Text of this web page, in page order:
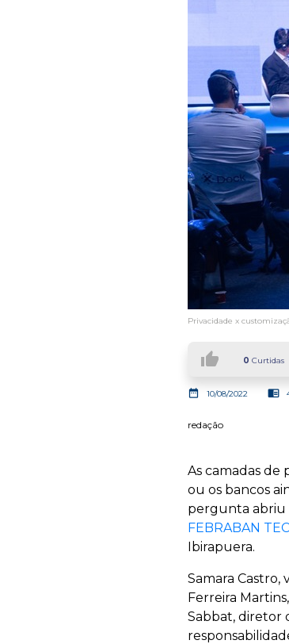
Privacidade x
thumb_up 0 Curtidas
date_range 10/08/2022 chrome_reader_mode
redação
As camadas de
ou os bancos
pergunta abriu
FEBRABAN
Ibirapuera.
Samara Castro,
Ferreira
Sabbat, diretor